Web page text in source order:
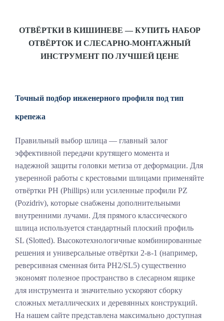
ОТВЁРТКИ В КИШИНЕВЕ — КУПИТЬ НАБОР
ОТВЁРТОК И СЛЕСАРНО-МОНТАЖНЫЙ
ИНСТРУМЕНТ ПО ЛУЧШЕЙ ЦЕНЕ
Точный подбор инженерного профиля под тип
крепежа
Правильный выбор шлица — главный залог
эффективной передачи крутящего момента и
надежной защиты головки метиза от деформации. Для
уверенной работы с крестовыми шлицами применяйте
отвёртки PH (Phillips) или усиленные профили PZ
(Pozidriv), которые снабжены дополнительными
внутренними лучами. Для прямого классического
шлица используется стандартный плоский профиль
SL (Slotted). Высокотехнологичные комбинированные
решения и универсальные отвёртки 2-в-1 (например,
реверсивная сменная бита PH2/SL5) существенно
экономят полезное пространство в слесарном ящике
для инструмента и значительно ускоряют сборку
сложных металлических и деревянных конструкций.
На нашем сайте представлена максимально доступная